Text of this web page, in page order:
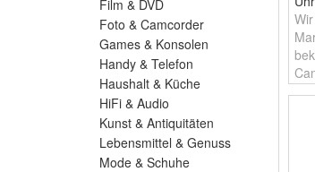
Film & DVD
Foto & Camcorder
Games & Konsolen
Handy & Telefon
Haushalt & Küche
HiFi & Audio
Kunst & Antiquitäten
Lebensmittel & Genuss
Mode & Schuhe